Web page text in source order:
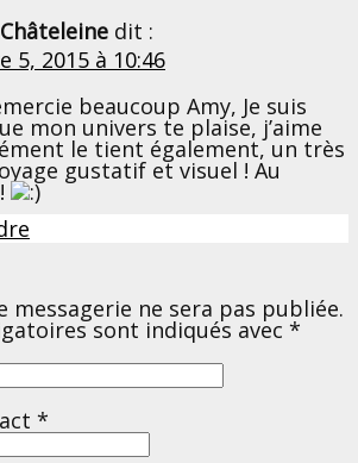
dit :
5, 2015 à 10:46
beaucoup Amy, Je suis
mon univers te plaise, j’aime
le tient également, un très
gustatif et visuel ! Au
messagerie ne sera pas publiée.
sont indiqués avec *
*